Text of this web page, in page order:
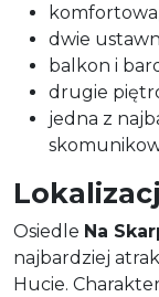
dwie
balkon i
drugie
jedna z
Osiedle Na
najbardziej
Hucie.